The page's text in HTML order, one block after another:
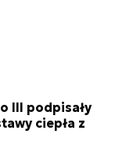
III podpisały
ciepła z